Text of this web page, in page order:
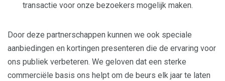
transactie voor onze bezoekers mogelijk maken.
Door deze partnerschappen kunnen we ook speciale
aanbiedingen en kortingen presenteren die de ervaring voor
ons publiek verbeteren. We geloven dat een sterke
commerciële basis ons helpt om de beurs elk jaar te laten